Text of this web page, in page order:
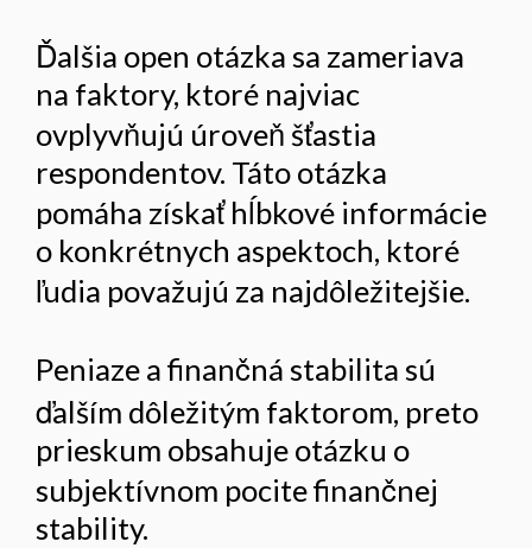
Ďalšia open otázka sa zameriava
na faktory, ktoré najviac
ovplyvňujú úroveň šťastia
respondentov. Táto otázka
pomáha získať hĺbkové informácie
o konkrétnych aspektoch, ktoré
ľudia považujú za najdôležitejšie.
Peniaze a finančná stabilita sú
ďalším dôležitým faktorom, preto
prieskum obsahuje otázku o
subjektívnom pocite finančnej
stability.